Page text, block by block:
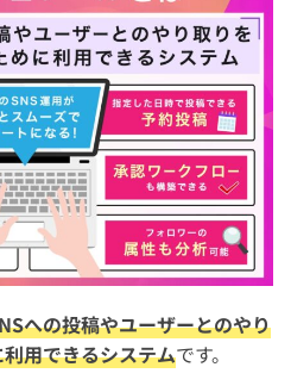
ー属性を視覚的に把握できる分析
安全に投稿できる権限設定機能が
メリット・デメリット
るメリット
るデメリット
ルを選定する
への投稿やユーザーとのやり
用できるシステムです。